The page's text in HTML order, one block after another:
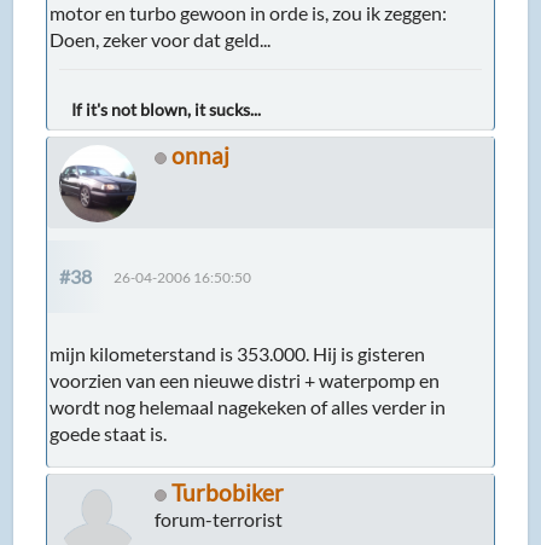
motor en turbo gewoon in orde is, zou ik zeggen:
Doen, zeker voor dat geld...
If it's not blown, it sucks...
onnaj
#38 26-04-2006 16:50:50
mijn kilometerstand is 353.000. Hij is gisteren
voorzien van een nieuwe distri + waterpomp en
wordt nog helemaal nagekeken of alles verder in
goede staat is.
Turbobiker
forum-terrorist